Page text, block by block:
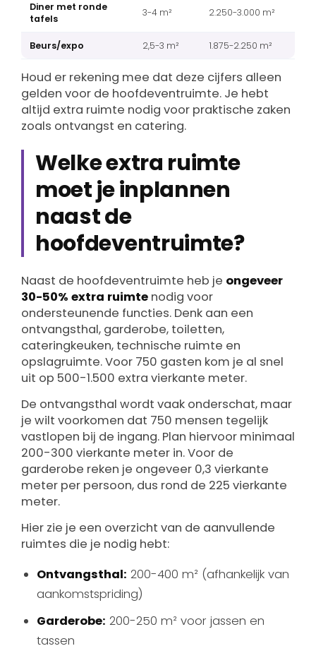
Diner met ronde
tafels
3-4 m² 2.250-3.000 m²
Beurs/expo 2,5-3 m² 1.875-2.250 m²
Houd er rekening mee dat deze cijfers alleen
gelden voor de hoofdeventruimte. Je hebt
altijd extra ruimte nodig voor praktische zaken
zoals ontvangst en catering.
Welke extra ruimte
moet je inplannen
naast de
hoofdeventruimte?
Naast de hoofdeventruimte heb je ongeveer
30-50% extra ruimte nodig voor
ondersteunende functies. Denk aan een
ontvangsthal, garderobe, toiletten,
cateringkeuken, technische ruimte en
opslagruimte. Voor 750 gasten kom je al snel
uit op 500-1.500 extra vierkante meter.
De ontvangsthal wordt vaak onderschat, maar
je wilt voorkomen dat 750 mensen tegelijk
vastlopen bij de ingang. Plan hiervoor minimaal
200-300 vierkante meter in. Voor de
garderobe reken je ongeveer 0,3 vierkante
meter per persoon, dus rond de 225 vierkante
meter.
Hier zie je een overzicht van de aanvullende
ruimtes die je nodig hebt:
Ontvangsthal: 200-400 m² (afhankelijk van
aankomstspriding)
Garderobe: 200-250 m² voor jassen en
tassen